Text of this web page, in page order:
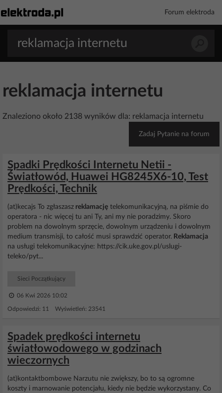
Forum elektroda
reklamacja internetu
Znaleziono około 2138 wyników dla: reklamacja internetu
Zadaj Pytanie na forum
Spadki Prędkości Internetu Netii -
Światłowód, Huawei HG8245X6-10, Test
Prędkości, Technik
(at)kecajs To zgłaszasz reklamację telekomunikacyjną, na piśmie do
operatora - nic więcej tu ani Ty, ani my nie poradzimy. Skoro
problem na dowolnym sprzęcie, dowolnym urządzeniu i dowolnym
medium transmisji, to całość musi sprawdzić operator. Reklamacja
na usługi telekomunikacyjne: https://cik.uke.gov.pl/uslugi-
teleko/pyt...
Sieci Początkujący
06 Kwi 2026 10:02
Odpowiedzi: 11 Wyświetleń: 23541
Spadek prędkości internetu
światłowodowego w godzinach
wieczornych
(at)kontaktbombowe Narzutu nie zwiększy, bo to są ogromne
koszty i marnowanie potencjału, kiedy nie będzie wykorzystany. Co